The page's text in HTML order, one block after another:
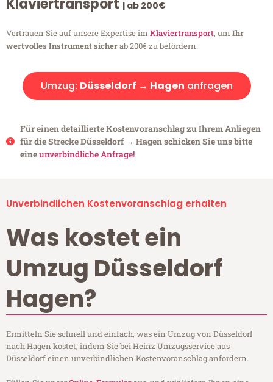
Klaviertransport | ab 200€
Vertrauen Sie auf unsere Expertise im Klaviertransport, um Ihr
wertvolles Instrument sicherab 200€ zu befördern.
Umzug: Düsseldorf → Hagen anfragen
Für einen detaillierte Kostenvoranschlag zu Ihrem Anliegen
für die Strecke Düsseldorf → Hagen schicken Sie uns bitte
eineunverbindliche Anfrage!
Unverbindlichen Kostenvoranschlag erhalten
Was kostet ein
Umzug Düsseldorf
Hagen?
Ermitteln Sie schnell und einfach, was ein Umzug von Düsseldorf
nach Hagen kostet, indem Sie bei Heinz Umzugsservice aus
Düsseldorf einen unverbindlichen Kostenvoranschlag anfordern.